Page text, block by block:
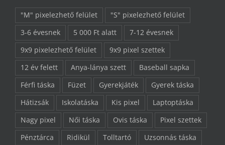
"M" pixelezhető felület
"S" pixelezhető felület
3-6 évesnek
5 000 Ft alatt
7-12 évesnek
9x9 pixelezhető felület
9x9 pixel szettek
12 év felett
Anya-lánya szett
Baseball sapka
Férfi táska
Füzet Gyerekjáték
Gyerek táska
Hátizsák
Iskolatáska Kis pixel
Laptoptáska
Nagy pixel
Női táska Ovis táska
Pixel szettek
Pénztárca
Ridikül Tolltartó
Uzsonnás táska